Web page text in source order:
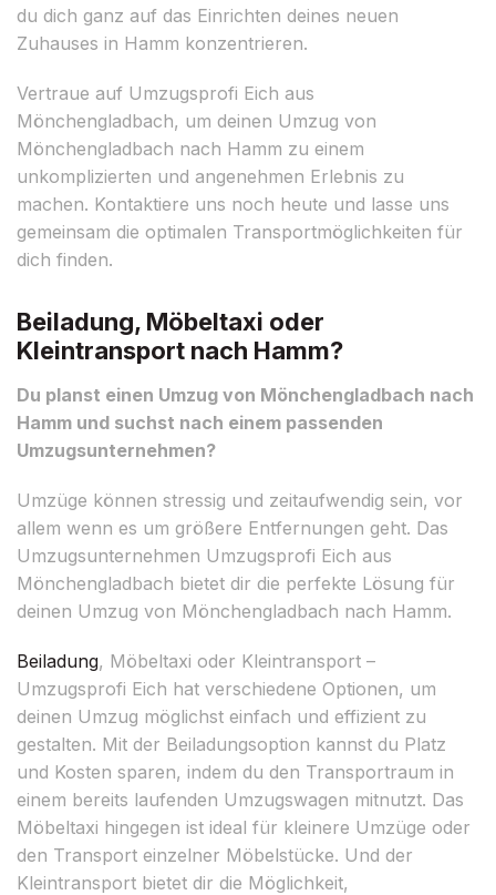
du dich ganz auf das Einrichten deines neuen
Zuhauses in Hamm konzentrieren.
Vertraue auf Umzugsprofi Eich aus
Mönchengladbach, um deinen Umzug von
Mönchengladbach nach Hamm zu einem
unkomplizierten und angenehmen Erlebnis zu
machen. Kontaktiere uns noch heute und lasse uns
gemeinsam die optimalen Transportmöglichkeiten für
dich finden.
Beiladung, Möbeltaxi oder
Kleintransport nach Hamm?
Du planst einen Umzug von Mönchengladbach nach
Hamm und suchst nach einem passenden
Umzugsunternehmen?
Umzüge können stressig und zeitaufwendig sein, vor
allem wenn es um größere Entfernungen geht. Das
Umzugsunternehmen Umzugsprofi Eich aus
Mönchengladbach bietet dir die perfekte Lösung für
deinen Umzug von Mönchengladbach nach Hamm.
Beiladung, Möbeltaxi oder Kleintransport –
Umzugsprofi Eich hat verschiedene Optionen, um
deinen Umzug möglichst einfach und effizient zu
gestalten. Mit der Beiladungsoption kannst du Platz
und Kosten sparen, indem du den Transportraum in
einem bereits laufenden Umzugswagen mitnutzt. Das
Möbeltaxi hingegen ist ideal für kleinere Umzüge oder
den Transport einzelner Möbelstücke. Und der
Kleintransport bietet dir die Möglichkeit,